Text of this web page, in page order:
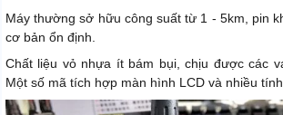
Máy thường sở hữu công suất từ 1 - 5km, pin
cơ bản ổn định.
Chất liệu vỏ nhựa ít bám bụi, chịu được các
Một số mã tích hợp màn hình LCD và nhiều tính